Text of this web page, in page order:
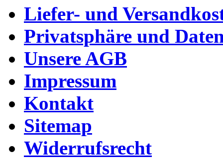
Liefer- und
Privatsphäre und
Unsere AGB
Impressum
Kontakt
Sitemap
Widerrufsrecht